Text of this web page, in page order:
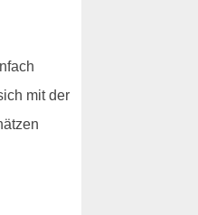
mit der